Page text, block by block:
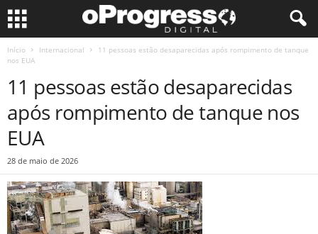
Início Internacional
11 pessoas estão desaparecidas após rompimento de tanque
nos EUA
11 pessoas estão desaparecidas
após rompimento de tanque nos
EUA
28 de maio de 2026